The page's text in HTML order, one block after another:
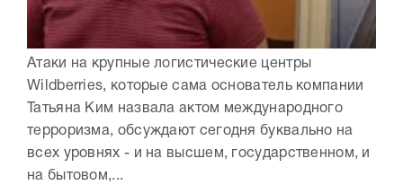
Атаки на крупные логистические центры
Wildberries, которые сама основатель компании
Татьяна Ким назвала актом международного
терроризма, обсуждают сегодня буквально на
всех уровнях - и на высшем, государственном, и
на бытовом,...